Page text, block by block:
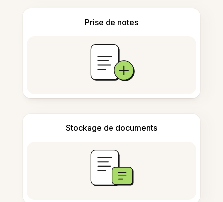
Prise de notes
Stockage de documents